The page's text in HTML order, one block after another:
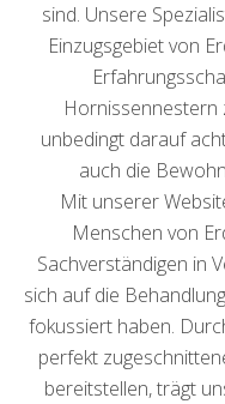
sind. Unsere
Einzugsgebiet von
Hornissennestern
unbedingt darauf
auch die
Mit unserer
Menschen von
Sachverständigen in
sich auf die
fokussiert haben.
perfekt
bereitstellen, trägt